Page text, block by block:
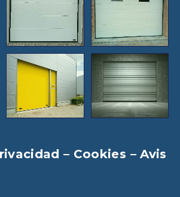
– Cookies – Avis